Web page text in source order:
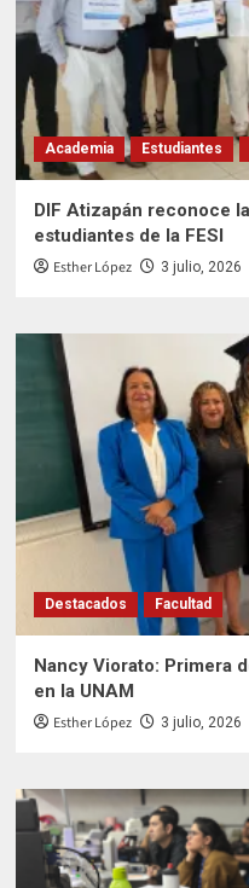
Academia Estudiantes
DIF Atizapán reconoce
estudiantes de la FESI
Esther López 3 julio, 2026
Destacados Facultad
Nancy Viorato: Primera
en la UNAM
Esther López 3 julio, 2026